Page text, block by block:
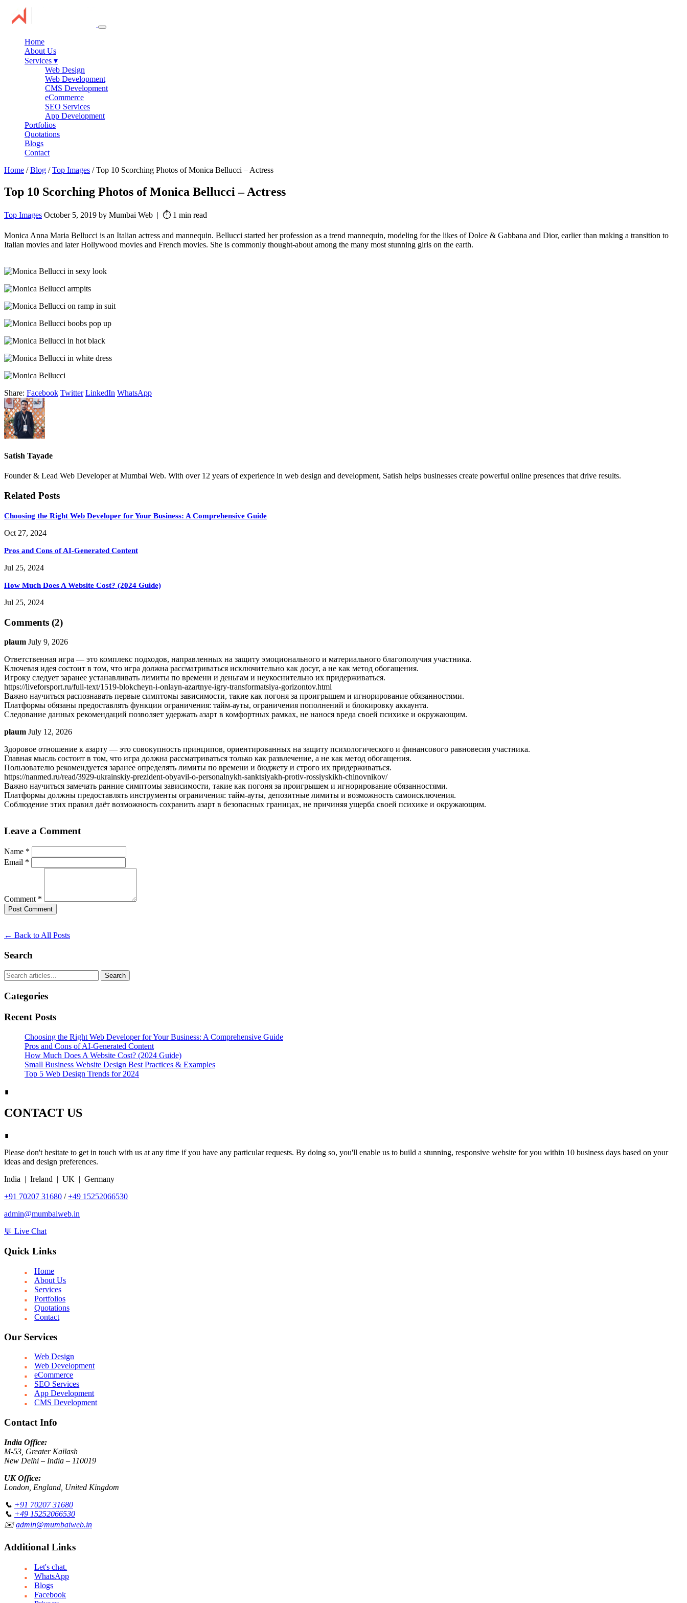
Home
About Us
Services ▾
Web Design
Web Development
CMS Development
eCommerce
SEO Services
App Development
Portfolios
Quotations
Blogs
Contact
Home /Blog /Top Images / Top 10 Scorching Photos of Monica Bellucci – Actress
Top 10 Scorching Photos of Monica Bellucci – Actress
Top Images October 5, 2019 by Mumbai Web | ⏱️ 1 min read
Monica Anna Maria Bellucci is an Italian actress and mannequin. Bellucci started her profession as a trend mannequin, modeling for the likes of Dolce & Gabbana and Dior, earlier than making a transition to
Italian movies and later Hollywood movies and French movies. She is commonly thought-about among the many most stunning girls on the earth.
Share: Facebook Twitter LinkedIn WhatsApp
Satish Tayade
Founder & Lead Web Developer at Mumbai Web. With over 12 years of experience in web design and development, Satish helps businesses create powerful online presences that drive results.
Related Posts
Choosing the Right Web Developer for Your Business: A Comprehensive Guide
Oct 27, 2024
Pros and Cons of AI-Generated Content
Jul 25, 2024
How Much Does A Website Cost? (2024 Guide)
Jul 25, 2024
Comments (2)
plaum July 9, 2026
Ответственная игра — это комплекс подходов, направленных на защиту эмоционального и материального благополучия участника.
Ключевая идея состоит в том, что игра должна рассматриваться исключительно как досуг, а не как метод обогащения.
Игроку следует заранее устанавливать лимиты по времени и деньгам и неукоснительно их придерживаться.
https://liveforsport.ru/full-text/1519-blokcheyn-i-onlayn-azartnye-igry-transformatsiya-gorizontov.html
Важно научиться распознавать первые симптомы зависимости, такие как погоня за проигрышем и игнорирование обязанностями.
Платформы обязаны предоставлять функции ограничения: тайм-ауты, ограничения пополнений и блокировку аккаунта.
Следование данных рекомендаций позволяет удержать азарт в комфортных рамках, не нанося вреда своей психике и окружающим.
plaum July 12, 2026
Здоровое отношение к азарту — это совокупность принципов, ориентированных на защиту психологического и финансового равновесия участника.
Главная мысль состоит в том, что игра должна рассматриваться только как развлечение, а не как метод обогащения.
Пользователю рекомендуется заранее определять лимиты по времени и бюджету и строго их придерживаться.
https://nanmed.ru/read/3929-ukrainskiy-prezident-obyavil-o-personalnykh-sanktsiyakh-protiv-rossiyskikh-chinovnikov/
Важно научиться замечать ранние симптомы зависимости, такие как погоня за проигрышем и игнорирование обязанностями.
Платформы должны предоставлять инструменты ограничения: тайм-ауты, депозитные лимиты и возможность самоисключения.
Соблюдение этих правил даёт возможность сохранить азарт в безопасных границах, не причиняя ущерба своей психике и окружающим.
Leave a Comment
Name *
Email *
Comment *
Post Comment
← Back to All Posts
Search
Search
Categories
Recent Posts
Choosing the Right Web Developer for Your Business: A Comprehensive Guide
Pros and Cons of AI-Generated Content
How Much Does A Website Cost? (2024 Guide)
Small Business Website Design Best Practices & Examples
Top 5 Web Design Trends for 2024
∎
CONTACT US
∎
Please don't hesitate to get in touch with us at any time if you have any particular requests. By doing so, you'll enable us to build a stunning, responsive website for you within 10 business days based on your
ideas and design preferences.
India | Ireland | UK | Germany
+91 70207 31680 /+49 15252066530
admin@mumbaiweb.in
💬 Live Chat
Quick Links
Home
About Us
Services
Portfolios
Quotations
Contact
Our Services
Web Design
Web Development
eCommerce
SEO Services
App Development
CMS Development
Contact Info
India Office:
M-53, Greater Kailash
New Delhi – India – 110019
UK Office:
London, England, United Kingdom
📞 +91 70207 31680
📞 +49 15252066530
✉️admin@mumbaiweb.in
Additional Links
Let's chat.
WhatsApp
Blogs
Facebook